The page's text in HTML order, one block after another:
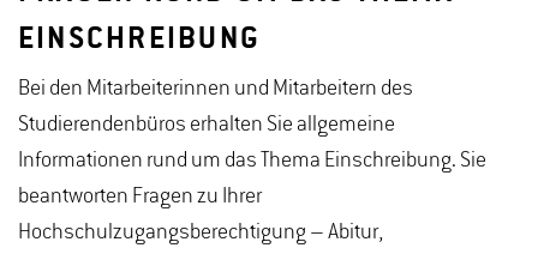
EINSCHREIBUNG
Bei den Mitarbeiterinnen und Mitarbeitern des
Studierendenbüros erhalten Sie allgemeine
Informationen rund um das Thema Einschreibung. Sie
beantworten Fragen zu Ihrer
Hochschulzugangsberechtigung – Abitur,